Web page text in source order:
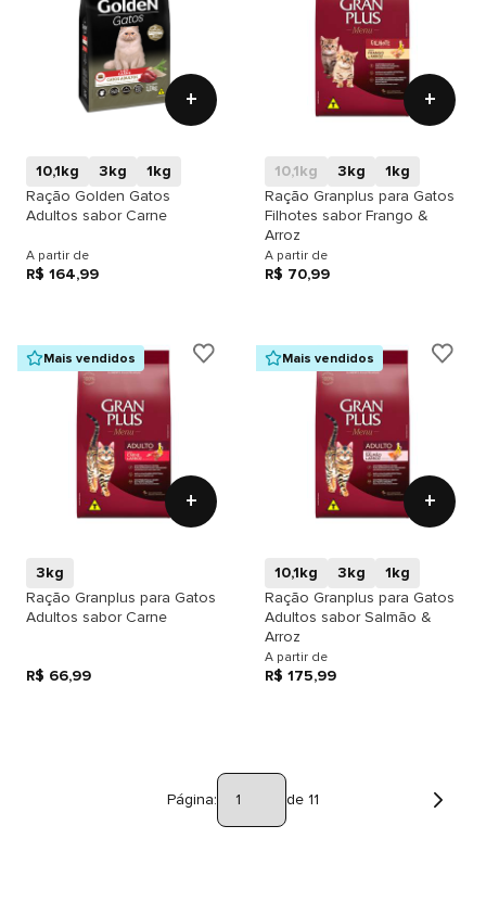
+
10,1kg 3kg
1kg
Ração Golden Gatos
Adultos sabor Carne
A partir de
R$ 164,99
+
10,1kg 3kg
1kg
Ração Granplus para Gatos
Filhotes sabor Frango &
Arroz
A partir de
R$ 70,99
Mais vendidos
+
3kg
Ração Granplus para Gatos
Adultos sabor Carne
R$ 66,99
Mais vendidos
+
10,1kg 3kg
1kg
Ração Granplus para Gatos
Adultos sabor Salmão &
Arroz
A partir de
R$ 175,99
Página: de 11